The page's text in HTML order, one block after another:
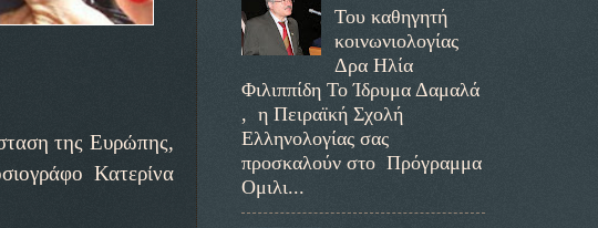
της Ευρώπης,
Κατερίνα
Του καθηγητή
κοινωνιολογίας
Δρα Ηλία
Φιλιππίδη Το Ίδρυμα Δαμαλά
, η Πειραϊκή Σχολή
Ελληνολογίας σας
προσκαλούν στο Πρόγραμμα
Ομιλι...